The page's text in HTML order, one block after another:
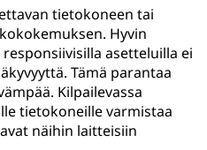
tietokoneen tai
Hyvin
asetteluilla ei
Tämä parantaa
Kilpailevassa
tietokoneille varmistaa
näihin laitteisiin